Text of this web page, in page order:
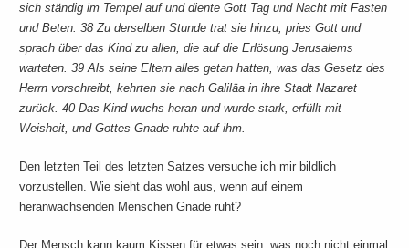
sich ständig im Tempel auf und diente Gott Tag und Nacht mit Fasten
und Beten. 38 Zu derselben Stunde trat sie hinzu, pries Gott und
sprach über das Kind zu allen, die auf die Erlösung Jerusalems
warteten. 39 Als seine Eltern alles getan hatten, was das Gesetz des
Herrn vorschreibt, kehrten sie nach Galiläa in ihre Stadt Nazaret
zurück. 40 Das Kind wuchs heran und wurde stark, erfüllt mit
Weisheit, und Gottes Gnade ruhte auf ihm.
Den letzten Teil des letzten Satzes versuche ich mir bildlich
vorzustellen. Wie sieht das wohl aus, wenn auf einem
heranwachsenden Menschen Gnade ruht?
Der Mensch kann kaum Kissen für etwas sein, was noch nicht einmal